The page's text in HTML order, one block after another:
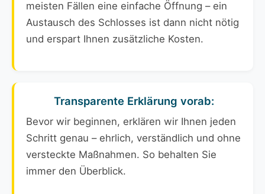
meisten Fällen eine einfache Öffnung – ein
Austausch des Schlosses ist dann nicht nötig
und erspart Ihnen zusätzliche Kosten.
Transparente Erklärung vorab:
Bevor wir beginnen, erklären wir Ihnen jeden
Schritt genau – ehrlich, verständlich und ohne
versteckte Maßnahmen. So behalten Sie
immer den Überblick.